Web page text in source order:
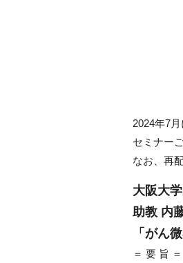
2024年7
セミナー
なお、再
大阪大
助教 内
「がん
＝ 要 旨 ＝